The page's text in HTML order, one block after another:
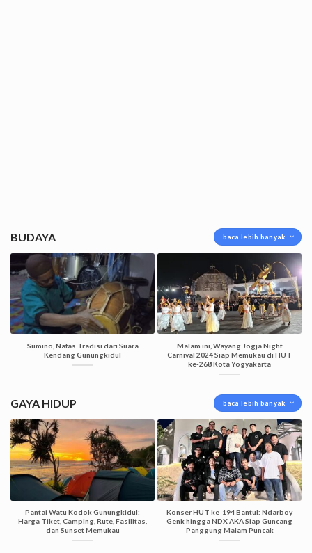
BUDAYA baca lebih banyak
Sumino, Nafas Tradisi dari Suara
Kendang Gunungkidul
Malam ini, Wayang Jogja Night
Carnival 2024 Siap Memukau di HUT
ke-268 Kota Yogyakarta
GAYA HIDUP baca lebih banyak
Pantai Watu Kodok Gunungkidul:
Harga Tiket, Camping, Rute, Fasilitas,
dan Sunset Memukau
Konser HUT ke-194 Bantul: Ndarboy
Genk hingga NDX AKA Siap Guncang
Panggung Malam Puncak